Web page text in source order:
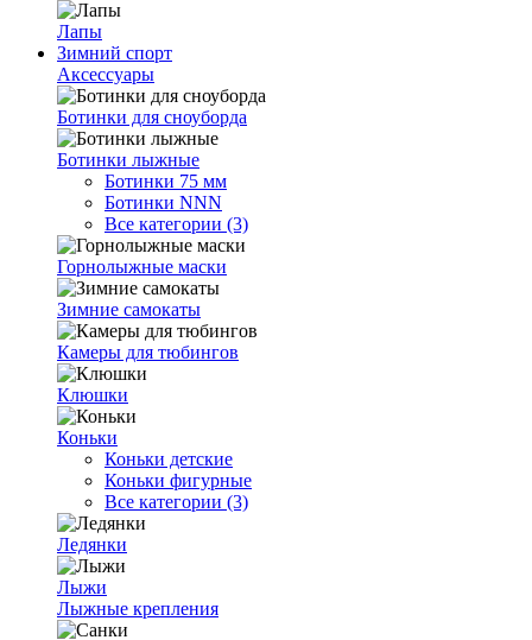
Лапы
Зимний спорт
Аксессуары
Ботинки для сноуборда
Ботинки лыжные
Ботинки 75 мм
Ботинки NNN
Все категории (3)
Горнолыжные маски
Зимние самокаты
Камеры для тюбингов
Клюшки
Коньки
Коньки детские
Коньки фигурные
Все категории (3)
Ледянки
Лыжи
Лыжные крепления